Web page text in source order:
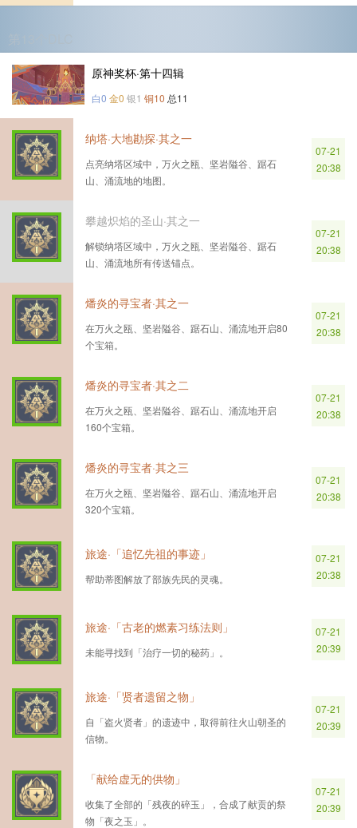
原神奖杯·第十四辑
白0 金0 银1 铜10 总11
纳塔·大地勘探·其之一
点亮纳塔区域中，万火之瓯、坚岩隘谷、踞石
山、涌流地的地图。
07-21
20:38
攀越炽焰的圣山·其之一
解锁纳塔区域中，万火之瓯、坚岩隘谷、踞石
山、涌流地所有传送锚点。
07-21
20:38
燔炎的寻宝者·其之一
在万火之瓯、坚岩隘谷、踞石山、涌流地开启80
个宝箱。
07-21
20:38
燔炎的寻宝者·其之二
在万火之瓯、坚岩隘谷、踞石山、涌流地开启
160个宝箱。
07-21
20:38
燔炎的寻宝者·其之三
在万火之瓯、坚岩隘谷、踞石山、涌流地开启
320个宝箱。
07-21
20:38
旅途·「追忆先祖的事迹」
帮助蒂图解放了部族先民的灵魂。
07-21
20:38
旅途·「古老的燃素习练法则」
未能寻找到「治疗一切的秘药」。
07-21
20:39
旅途·「贤者遗留之物」
自「盗火贤者」的遗迹中，取得前往火山朝圣的
信物。
07-21
20:39
「献给虚无的供物」
收集了全部的「残夜的碎玉」，合成了献贡的祭
物「夜之玉」。
07-21
20:39